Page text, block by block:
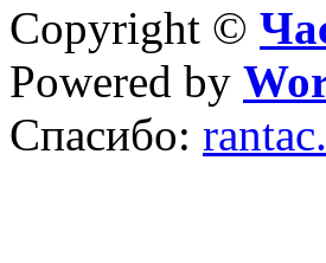
Copyright ©
Powered by
Спасибо: